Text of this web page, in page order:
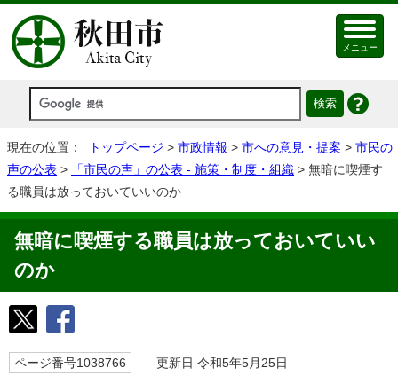
メニュー
現在の位置： トップページ > 市政情報 > 市への意見・提案 > 市民の
声の公表 > 「市民の声」の公表 - 施策・制度・組織 > 無暗に喫煙す
る職員は放っておいていいのか
無暗に喫煙する職員は放っておいていい
のか
ページ番号1038766 更新日 令和5年5月25日